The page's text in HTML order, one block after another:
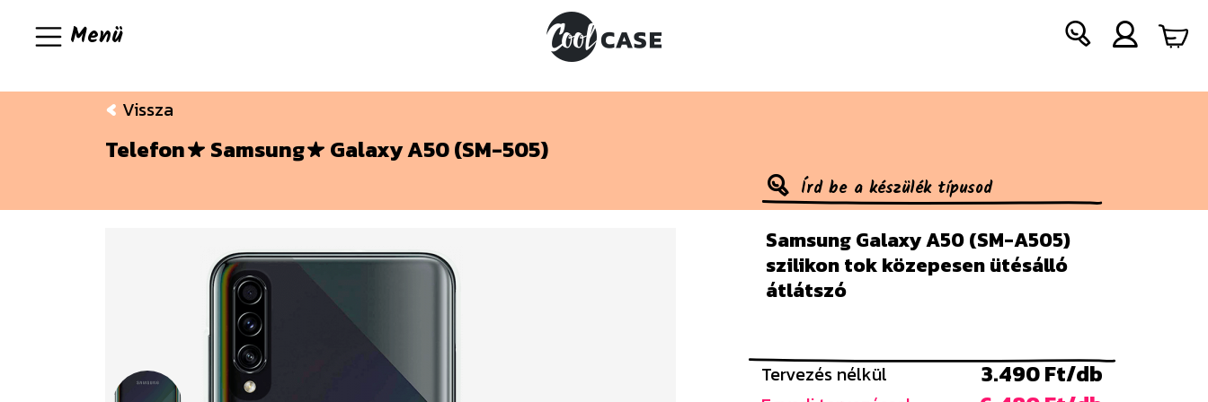
Menü
Vissza
Telefon Samsung Galaxy A50 (SM-505)
Samsung Galaxy A50 (SM-A505)
szilikon tok közepesen ütésálló
átlátszó
Tervezés nélkül 3.490 Ft/db